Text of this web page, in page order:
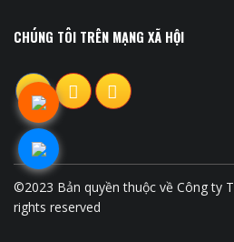
CHÚNG TÔI TRÊN MẠNG XÃ HỘI
©2023 Bản quyền thuộc về Công ty
rights reserved